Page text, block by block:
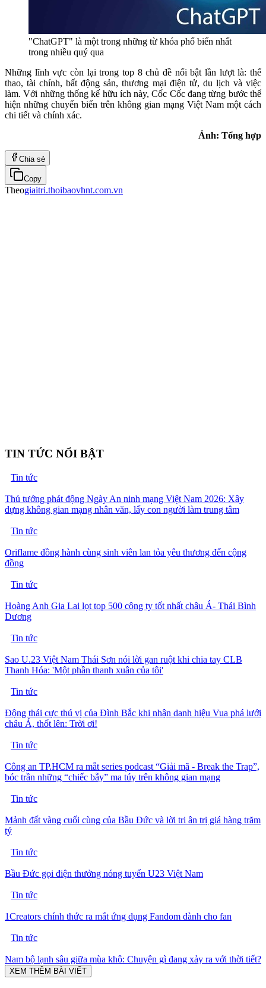
"ChatGPT" là một trong những từ khóa phổ biến nhất
trong nhiều quý qua
Những lĩnh vực còn lại trong top 8 chủ đề nổi bật lần lượt là: thể
thao, tài chính, bất động sản, thương mại điện tử, du lịch và việc
làm. Với những thống kế hữu ích này, Cốc Cốc đang từng bước thể
hiện những chuyển biến trên không gian mạng Việt Nam một cách
chi tiết và chính xác.
Ảnh: Tổng hợp
Chia sẻ
Copy
Theogiaitri.thoibaovhnt.com.vn
TIN TỨC NỔI BẬT
Tin tức
Thủ tướng phát động Ngày An ninh mạng Việt Nam 2026: Xây
dựng không gian mạng nhân văn, lấy con người làm trung tâm
Tin tức
Oriflame đồng hành cùng sinh viên lan tỏa yêu thương đến cộng
đồng
Tin tức
Hoàng Anh Gia Lai lọt top 500 công ty tốt nhất châu Á- Thái Bình
Dương
Tin tức
Sao U.23 Việt Nam Thái Sơn nói lời gan ruột khi chia tay CLB
Thanh Hóa: 'Một phần thanh xuân của tôi'
Tin tức
Động thái cực thú vị của Đình Bắc khi nhận danh hiệu Vua phá lưới
châu Á, thốt lên: Trời ơi!
Tin tức
Công an TP.HCM ra mắt series podcast “Giải mã - Break the Trap”,
bóc trần những “chiếc bẫy” ma túy trên không gian mạng
Tin tức
Mảnh đất vàng cuối cùng của Bầu Đức và lời tri ân trị giá hàng trăm
tỷ
Tin tức
Bầu Đức gọi điện thưởng nóng tuyển U23 Việt Nam
Tin tức
1Creators chính thức ra mắt ứng dụng Fandom dành cho fan
Tin tức
Nam bộ lạnh sâu giữa mùa khô: Chuyện gì đang xảy ra với thời tiết?
XEM THÊM BÀI VIẾT